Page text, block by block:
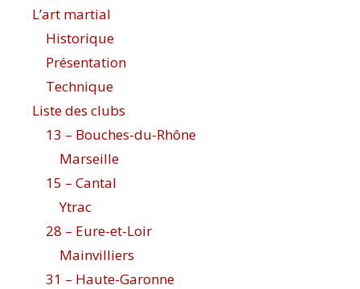
L’art martial
Historique
Présentation
Technique
Liste des clubs
13 – Bouches-du-Rhône
Marseille
15 – Cantal
Ytrac
28 – Eure-et-Loir
Mainvilliers
31 – Haute-Garonne